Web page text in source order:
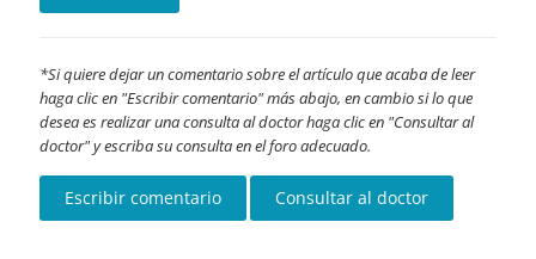
Si quiere dejar un comentario sobre el artículo que acaba de leer
haga clic en "Escribir comentario" más abajo, en cambio si lo que
desea es realizar una consulta al doctor haga clic en "Consultar al
doctor" y escriba su consulta en el foro adecuado.